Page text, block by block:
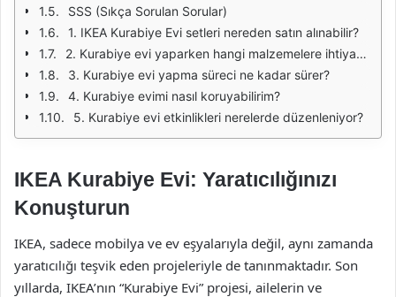
SSS (Sıkça Sorulan Sorular)
1. IKEA Kurabiye Evi setleri nereden satın alınabilir?
2. Kurabiye evi yaparken hangi malzemelere ihtiyacım var?
3. Kurabiye evi yapma süreci ne kadar sürer?
4. Kurabiye evimi nasıl koruyabilirim?
5. Kurabiye evi etkinlikleri nerelerde düzenleniyor?
IKEA Kurabiye Evi: Yaratıcılığınızı
Konuşturun
IKEA, sadece mobilya ve ev eşyalarıyla değil, aynı zamanda
yaratıcılığı teşvik eden projeleriyle de tanınmaktadır. Son
yıllarda, IKEA’nın “Kurabiye Evi” projesi, ailelerin ve